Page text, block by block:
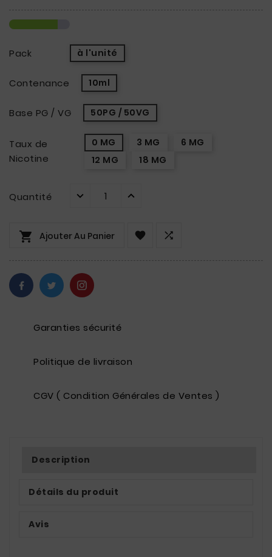
Pack à l'unité
Contenance 10ml
Base PG / VG 50PG / 50VG
Taux de
Nicotine
0 MG 3 MG
6 MG
12 MG
18 MG
Quantité
 Ajouter Au Panier  
Garanties sécurité
Politique de livraison
CGV ( Condition Générales de Ventes )
Description
Détails du produit
Avis